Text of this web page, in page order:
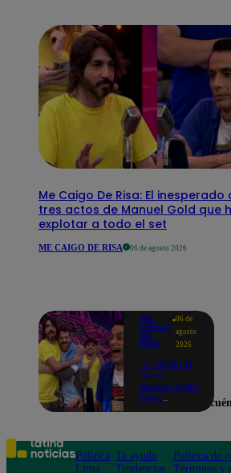
Me Caigo De Risa: El inesperado
tres actos de Manuel Gold que
explotar a todo el set
ME CAIGO DE RISA 06 de agosto 2026
ME
CAIGO
DE
RISA
06 de
agosto
2026
"A Peláez le
dicen...":
Manuel Gold
hace
de contar el
chiste
Política
Lima
Te ayudo
Tendencias
Política de
Términos y